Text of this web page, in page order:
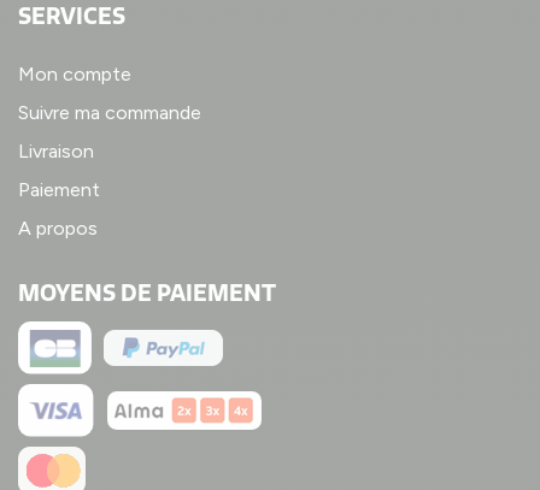
SERVICES
Mon compte
Suivre ma commande
Livraison
Paiement
A propos
MOYENS DE PAIEMENT